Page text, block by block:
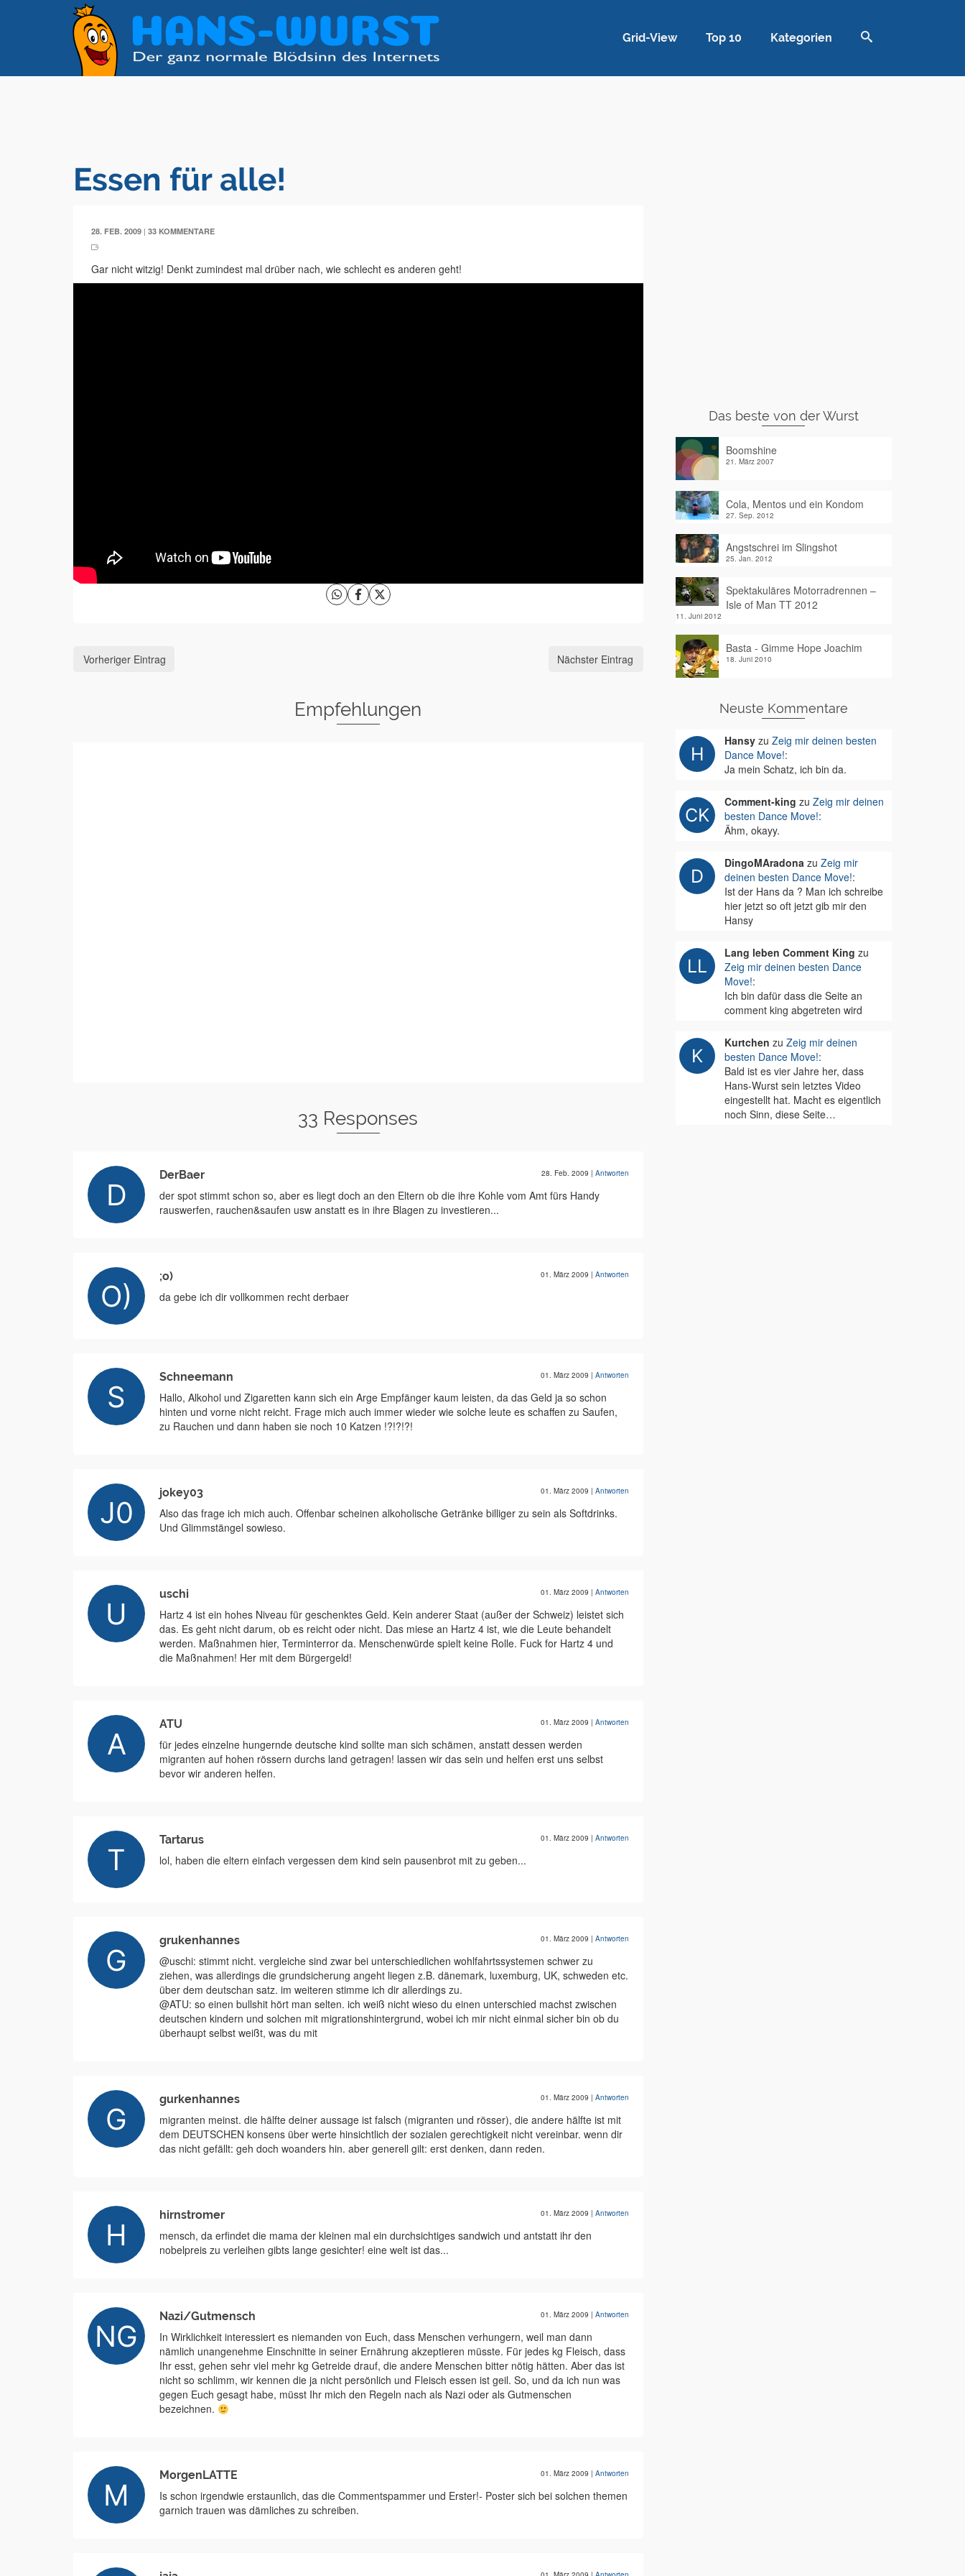
Grid-View Top 10 Kategorien
Essen für alle!
28. FEB. 2009 | 33 KOMMENTARE
Gar nicht witzig! Denkt zumindest mal drüber nach, wie schlecht es anderen geht!
Vorheriger Eintrag Nächster Eintrag
Empfehlungen
33 Responses
DerBaer 28. Feb. 2009 | Antworten
der spot stimmt schon so, aber es liegt doch an den Eltern ob die ihre Kohle vom Amt fürs Handy
rauswerfen, rauchen&saufen usw anstatt es in ihre Blagen zu investieren...
;o) 01. März 2009 | Antworten
da gebe ich dir vollkommen recht derbaer
Schneemann 01. März 2009 | Antworten
Hallo, Alkohol und Zigaretten kann sich ein Arge Empfänger kaum leisten, da das Geld ja so schon
hinten und vorne nicht reicht. Frage mich auch immer wieder wie solche leute es schaffen zu Saufen,
zu Rauchen und dann haben sie noch 10 Katzen !?!?!?!
jokey03 01. März 2009 | Antworten
Also das frage ich mich auch. Offenbar scheinen alkoholische Getränke billiger zu sein als Softdrinks.
Und Glimmstängel sowieso.
uschi 01. März 2009 | Antworten
Hartz 4 ist ein hohes Niveau für geschenktes Geld. Kein anderer Staat (außer der Schweiz) leistet sich
das. Es geht nicht darum, ob es reicht oder nicht. Das miese an Hartz 4 ist, wie die Leute behandelt
werden. Maßnahmen hier, Terminterror da. Menschenwürde spielt keine Rolle. Fuck for Hartz 4 und
die Maßnahmen! Her mit dem Bürgergeld!
ATU 01. März 2009 | Antworten
für jedes einzelne hungernde deutsche kind sollte man sich schämen, anstatt dessen werden
migranten auf hohen rössern durchs land getragen! lassen wir das sein und helfen erst uns selbst
bevor wir anderen helfen.
Tartarus 01. März 2009 | Antworten
lol, haben die eltern einfach vergessen dem kind sein pausenbrot mit zu geben...
grukenhannes 01. März 2009 | Antworten
@uschi: stimmt nicht. vergleiche sind zwar bei unterschiedlichen wohlfahrtssystemen schwer zu
ziehen, was allerdings die grundsicherung angeht liegen z.B. dänemark, luxemburg, UK, schweden etc.
über dem deutschan satz. im weiteren stimme ich dir allerdings zu.
@ATU: so einen bullshit hört man selten. ich weiß nicht wieso du einen unterschied machst zwischen
deutschen kindern und solchen mit migrationshintergrund, wobei ich mir nicht einmal sicher bin ob du
überhaupt selbst weißt, was du mit
gurkenhannes 01. März 2009 | Antworten
migranten meinst. die hälfte deiner aussage ist falsch (migranten und rösser), die andere hälfte ist mit
dem DEUTSCHEN konsens über werte hinsichtlich der sozialen gerechtigkeit nicht vereinbar. wenn dir
das nicht gefällt: geh doch woanders hin. aber generell gilt: erst denken, dann reden.
hirnstromer 01. März 2009 | Antworten
mensch, da erfindet die mama der kleinen mal ein durchsichtiges sandwich und antstatt ihr den
nobelpreis zu verleihen gibts lange gesichter! eine welt ist das...
Nazi/Gutmensch 01. März 2009 | Antworten
In Wirklichkeit interessiert es niemanden von Euch, dass Menschen verhungern, weil man dann
nämlich unangenehme Einschnitte in seiner Ernährung akzeptieren müsste. Für jedes kg Fleisch, dass
Ihr esst, gehen sehr viel mehr kg Getreide drauf, die andere Menschen bitter nötig hätten. Aber das ist
nicht so schlimm, wir kennen die ja nicht persönlich und Fleisch essen ist geil. So, und da ich nun was
gegen Euch gesagt habe, müsst Ihr mich den Regeln nach als Nazi oder als Gutmenschen
bezeichnen.
MorgenLATTE 01. März 2009 | Antworten
Is schon irgendwie erstaunlich, das die Commentspammer und Erster!- Poster sich bei solchen themen
garnich trauen was dämliches zu schreiben.
Das beste von der Wurst
Boomshine
21. März 2007
Cola, Mentos und ein Kondom
27. Sep. 2012
Angstschrei im Slingshot
25. Jan. 2012
Spektakuläres Motorradrennen –
Isle of Man TT 2012
11. Juni 2012
Basta - Gimme Hope Joachim
18. Juni 2010
Neuste Kommentare
Hansyzu Zeig mir deinen besten
Dance Move!:
Ja mein Schatz, ich bin da.
Comment-king zu Zeig mir deinen
besten Dance Move!:
Ähm, okayy.
DingoMAradonazu Zeig mir
deinen besten Dance Move!:
Ist der Hans da ? Man ich schreibe
hier jetzt so oft jetzt gib mir den
Hansy
Lang leben Comment King zu
Zeig mir deinen besten Dance
Move!:
Ich bin dafür dass die Seite an
comment king abgetreten wird
Kurtchen zu Zeig mir deinen
besten Dance Move!:
Bald ist es vier Jahre her, dass
Hans-Wurst sein letztes Video
eingestellt hat. Macht es eigentlich
noch Sinn, diese Seite…